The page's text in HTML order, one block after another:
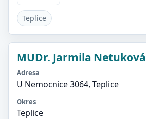
Teplice
MUDr. Jarmila Netuková
Adresa
U Nemocnice 3064, Teplice
Okres
Teplice